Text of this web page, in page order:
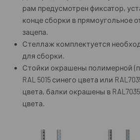
рам предусмотрен фиксатор,
конце сборки в прямоугольное
зацепа.
Стеллаж комплектуется
для сборки.
Стойки окрашены полимерной
RAL 5015 синего цвета или
цвета, балки окрашены в
цвета.